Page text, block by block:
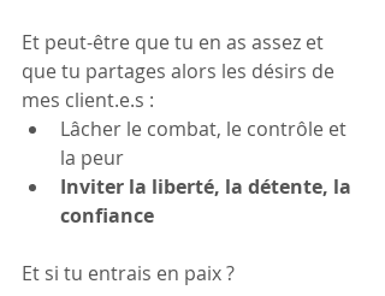
Et peut-être que tu en as assez et
que tu partages alors les désirs de
mes client.e.s :
Lâcher le combat, le contrôle et
la peur
Inviter la liberté, la détente, la
confiance
Et si tu entrais en paix ?